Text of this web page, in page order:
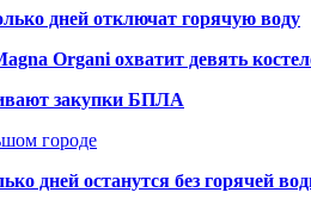
дней отключат горячую воду
Organi охватит девять
закупки БПЛА
городе
дней останутся без горячей